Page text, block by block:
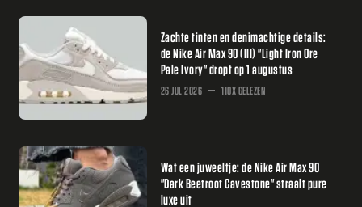
Zachte tinten en denimachtige details:
de Nike Air Max 90 (III) "Light Iron Ore
Pale Ivory" dropt op 1 augustus
26 JUL 2026 110X GELEZEN
Wat een juweeltje: de Nike Air Max 90
"Dark Beetroot Cavestone" straalt pure
luxe uit